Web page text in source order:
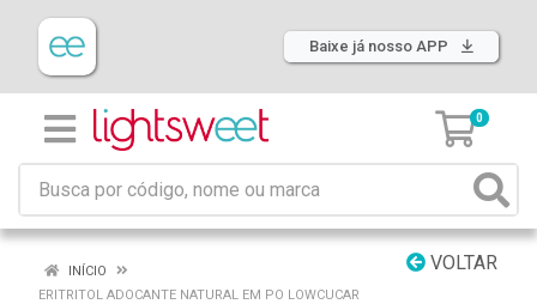
Baixe já nosso APP
0
VOLTAR
INÍCIO
ERITRITOL ADOCANTE NATURAL EM PO LOWCUCAR